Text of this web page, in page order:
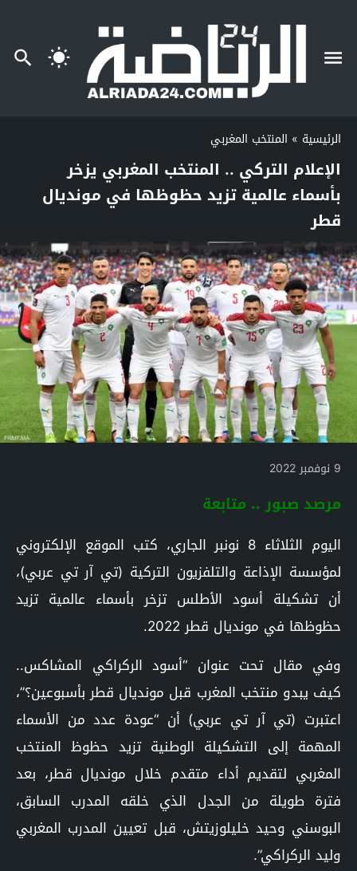
الرئيسية » المنتخب المغربي
الإعلام التركي .. المنتخب المغربي يزخر
بأسماء عالمية تزيد حظوظها في مونديال
قطر
9 نوفمبر 2022
مرصد صبور .. متابعة
اليوم الثلاثاء 8 نونبر الجاري، كتب الموقع الإلكتروني
لمؤسسة الإذاعة والتلفزيون التركية (تي آر تي عربي)،
أن تشكيلة أسود الأطلس تزخر بأسماء عالمية تزيد
حظوظها في مونديال قطر 2022.
وفي مقال تحت عنوان “أسود الركراكي المشاكس..
كيف يبدو منتخب المغرب قبل مونديال قطر بأسبوعين؟”،
اعتبرت (تي آر تي عربي) أن “عودة عدد من الأسماء
المهمة إلى التشكيلة الوطنية تزيد حظوظ المنتخب
المغربي لتقديم أداء متقدم خلال مونديال قطر، بعد
فترة طويلة من الجدل الذي خلقه المدرب السابق،
البوسني وحيد خليلوزيتش، قبل تعيين المدرب المغربي
وليد الركراكي”.